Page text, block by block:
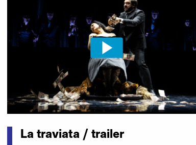
La traviata / trailer